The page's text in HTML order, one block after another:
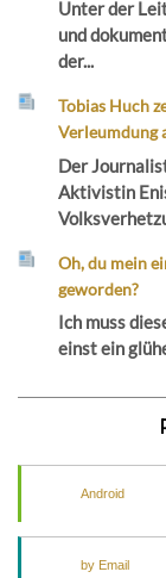
Unter der
und
der...
Tobias Huch
Verleumdung
Der
Aktivistin
Oh, du mein
geworden?
Ich muss
einst ein
Android
by Email